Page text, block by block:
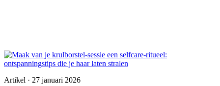
Artikel · 27 januari 2026